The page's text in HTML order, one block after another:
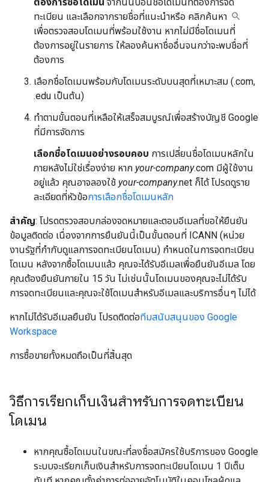
ทะเบียน และเลือกจากรายชื่อที่แนะนำหรือ คลิกค้นหา
เพื่อตรวจสอบโดเมนที่พร้อมใช้งาน หากไม่มีชื่อโดเมนที่
ต้องการอยู่ในรายการ ให้ลองค้นหาชื่ออื่นจนกว่าจะพบชื่อที่
ต้องการ
เลือกชื่อโดเมนพร้อมกับโดเมนระดับบนสุดที่เหมาะสม (.com,
.edu เป็นต้น)
ทำตามขั้นตอนที่เหลือให้เสร็จสมบูรณ์เพื่อสร้างบัญชี Google
ที่มีการจัดการ
เลือกชื่อโดเมนอย่างรอบคอบ การเปลี่ยนชื่อโดเมนหลักใน
ภายหลังไม่ใช่เรื่องง่าย หาก your-company.com มีผู้ใช้งาน
อยู่แล้ว คุณอาจลองใช้ your-company.net ก็ได้ โปรดดูราย
ละเอียดที่หัวข้อการเลือกชื่อโดเมนหลัก
สำคัญ: โปรดตรวจสอบกล่องจดหมายและตอบอีเมลที่ขอให้ยืนยัน
ข้อมูลติดต่อ เนื่องจากการยืนยันนี้เป็นขั้นตอนที่ ICANN (หน่วย
งานรัฐที่กำกับดูแลการจดทะเบียนโดเมน) กำหนดในการจดทะเบียน
โดเมน หลังจากซื้อโดเมนแล้ว คุณจะได้รับอีเมลเพื่อยืนยันอีเมล โดย
คุณต้องยืนยันภายใน 15 วัน ไม่เช่นนั้นโดเมนของคุณจะไม่ได้รับ
การจดทะเบียนและคุณจะใช้โดเมนสำหรับอีเมลและบริการอื่นๆ ไม่ได้
หากไม่ได้รับอีเมลยืนยัน โปรดติดต่อทีมสนับสนุนของ Google
Workspace
การซื้อขายทั้งหมดถือเป็นที่สิ้นสุด
วิธีการเรียกเก็บเงินสำหรับการจดทะเบียน
โดเมน
หากคุณซื้อโดเมนในขณะที่ลงชื่อสมัครใช้บริการของ Google
ระบบจะเรียกเก็บเงินสำหรับการจดทะเบียนโดเมน 1 ปีเต็ม